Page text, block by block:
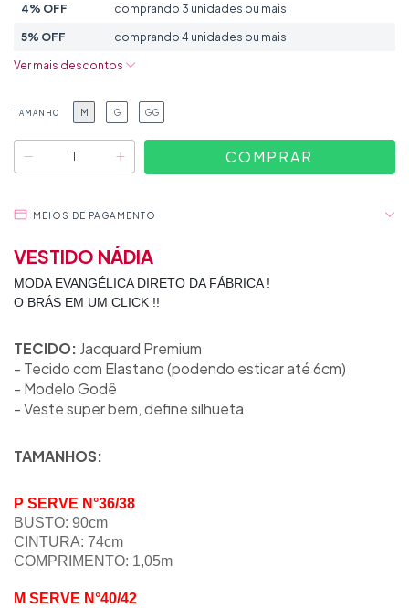
4% OFF comprando 3 unidades ou mais
5% OFF comprando 4 unidades ou mais
Ver mais descontos
TAMANHO M G GG
MEIOS DE PAGAMENTO
VESTIDO NÁDIA
MODA EVANGÉLICA DIRETO DA FÁBRICA !
O BRÁS EM UM CLICK !!
TECIDO: Jacquard Premium
- Tecido com Elastano (podendo esticar até 6cm)
- Modelo Godê
- Veste super bem, define silhueta
TAMANHOS:
P SERVE N°36/38
BUSTO: 90cm
CINTURA: 74cm
COMPRIMENTO: 1,05m
M SERVE N°40/42